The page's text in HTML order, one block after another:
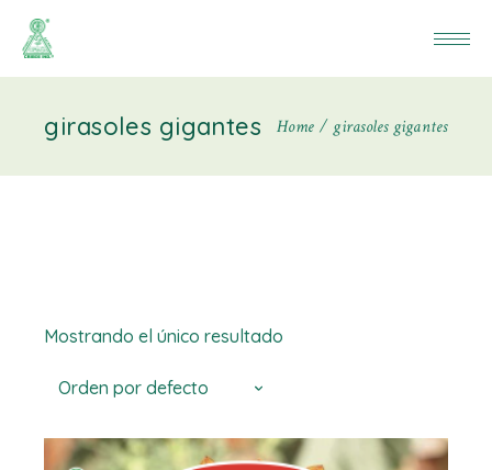
girasoles gigantes Home girasoles gigantes
Mostrando el único resultado
Orden por defecto